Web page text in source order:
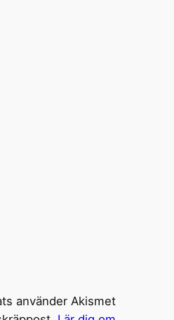
använder Akismet